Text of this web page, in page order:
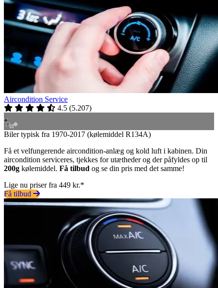
Aircondition Service
4.5 (5.207)
Biler typisk fra 1970-2017 (kølemiddel R134A)
Få et velfungerende aircondition-anlæg og kold luft i kabinen. Din
aircondition serviceres, tjekkes for utætheder og der påfyldes op til
200g kølemiddel. Få tilbud og se din pris med det samme!
Lige nu priser fra 449 kr.*
Få tilbud